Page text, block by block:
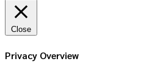
Close
Privacy Overview